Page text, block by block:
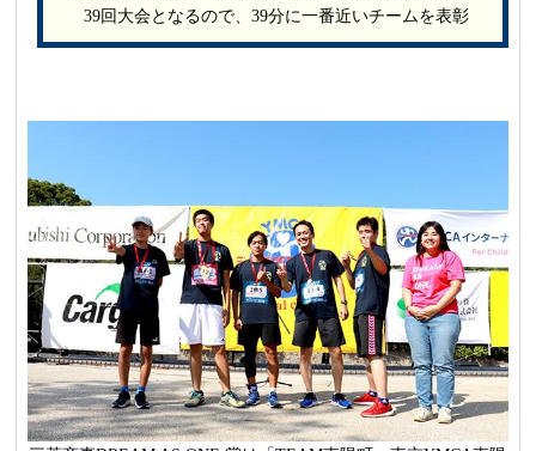
39回大会となるので、39分に一番近いチームを表彰